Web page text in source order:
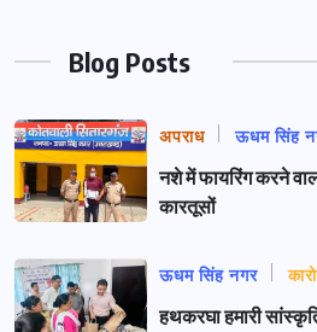
Blog Posts
अपराध ऊधम सिंह
नशे में फायरिंग करने
कारतूसों
ऊधम सिंह नगर
हथकरघा हमारी